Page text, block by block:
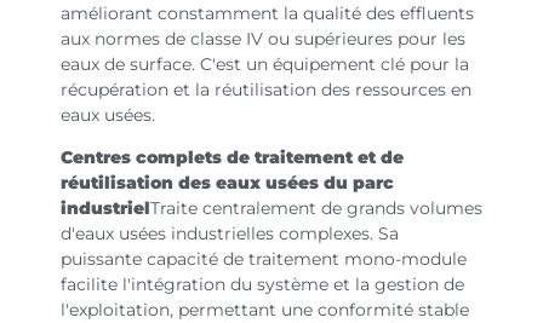
améliorant constamment la qualité des effluents
aux normes de classe IV ou supérieures pour les
eaux de surface. C'est un équipement clé pour la
récupération et la réutilisation des ressources en
eaux usées.
Centres complets de traitement et de
réutilisation des eaux usées du parc
industrielTraite centralement de grands volumes
d'eaux usées industrielles complexes. Sa
puissante capacité de traitement mono-module
facilite l'intégration du système et la gestion de
l'exploitation, permettant une conformité stable